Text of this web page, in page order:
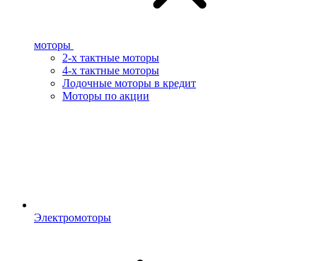
моторы
2-х тактные моторы
4-х тактные моторы
Лодочные моторы в кредит
Моторы по акции
Электромоторы